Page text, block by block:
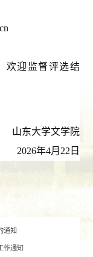
欢迎监督评选结
山东大学文学院
2026年4月22日
通知
作通知